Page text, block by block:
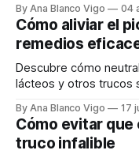
By Ana Blanco Vigo 04
Cómo aliviar el
remedios
Descubre cómo
lácteos y otros trucos
By Ana Blanco Vigo 17
Cómo evitar que
truco infalible